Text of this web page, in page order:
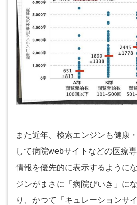
また近年、検索エンジンも健康
して病院webサイトなどの医療
情報を優先的に表示するように
ジンがまさに「病院びいき」に
り、かつて「キュレーションサ